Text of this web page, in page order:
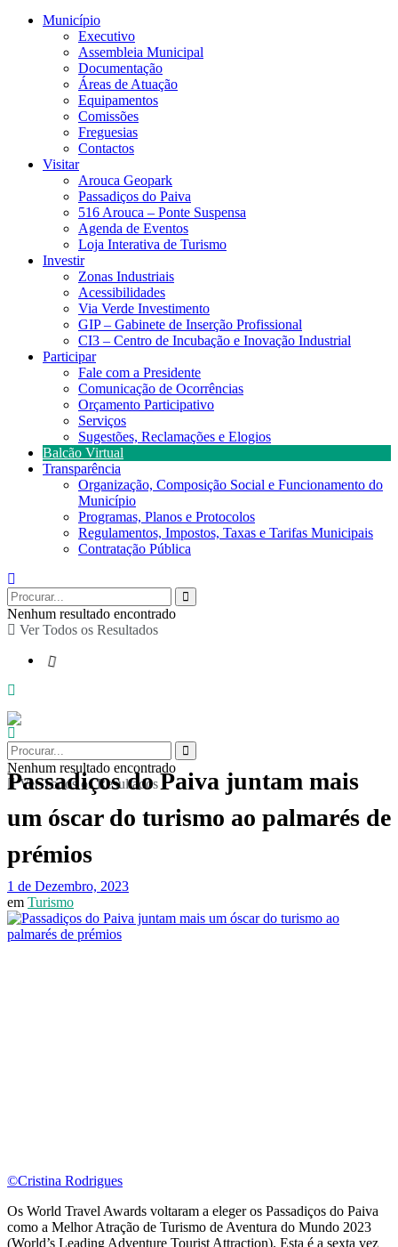
Município
Executivo
Assembleia Municipal
Documentação
Áreas de Atuação
Equipamentos
Comissões
Freguesias
Contactos
Visitar
Arouca Geopark
Passadiços do Paiva
516 Arouca – Ponte Suspensa
Agenda de Eventos
Loja Interativa de Turismo
Investir
Zonas Industriais
Acessibilidades
Via Verde Investimento
GIP – Gabinete de Inserção Profissional
CI3 – Centro de Incubação e Inovação Industrial
Participar
Fale com a Presidente
Comunicação de Ocorrências
Orçamento Participativo
Serviços
Sugestões, Reclamações e Elogios
Balcão Virtual
Transparência
Organização, Composição Social e Funcionamento do
Município
Programas, Planos e Protocolos
Regulamentos, Impostos, Taxas e Tarifas Municipais
Contratação Pública
Nenhum resultado encontrado
Ver Todos os Resultados
Nenhum resultado encontrado
Ver Todos os Resultados
Passadiços do Paiva juntam mais
um óscar do turismo ao palmarés de
prémios
1 de Dezembro, 2023
em Turismo
©Cristina Rodrigues
Os World Travel Awards voltaram a eleger os Passadiços do Paiva
como a Melhor Atração de Turismo de Aventura do Mundo 2023
(World’s Leading Adventure Tourist Attraction). Esta é a sexta vez